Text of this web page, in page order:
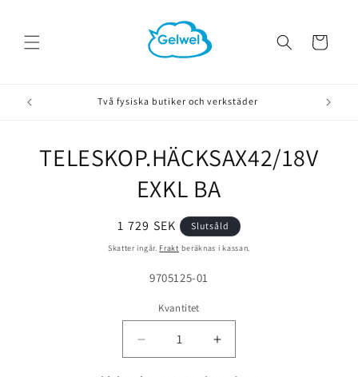
innehåll
Varukorg
Två fysiska butiker och verkstäder
vidare tillTELESKOP.HÄCKSAX42/18V
EXKL BA
Ordinarie
pris
1 729 SEK Slutsåld
Skatter ingår. Frakt beräknas i kassan.
Lagerhållningsenhet:
9705125-01
Kvantitet
Minska
kvantitet
Öka
kvantitet